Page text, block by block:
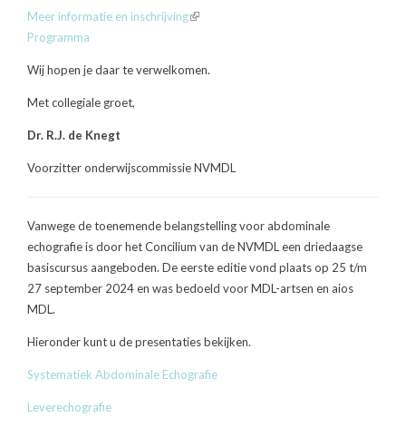
Meer informatie en inschrijving(link
Programma
Wij hopen je daar te verwelkomen.
Met collegiale groet,
Dr. R.J. de Knegt
Voorzitter onderwijscommissie NVMDL
Vanwege de toenemende belangstelling voor abdominale
echografie is door het Concilium van de NVMDL een driedaagse
basiscursus aangeboden. De eerste editie vond plaats op 25 t/m
27 september 2024 en was bedoeld voor MDL-artsen en aios
MDL.
Hieronder kunt u de presentaties bekijken.
Systematiek Abdominale Echografie
Leverechografie